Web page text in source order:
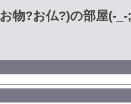
物?お仏?)の部屋(-_-;